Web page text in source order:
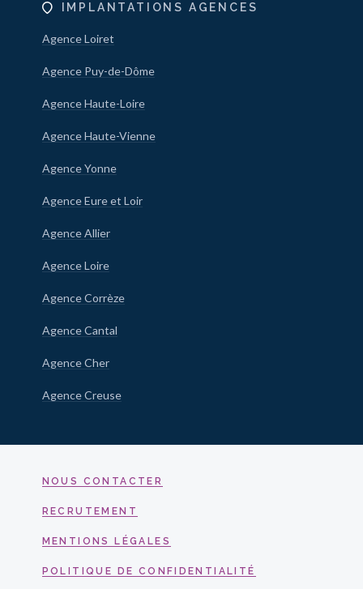
IMPLANTATIONS AGENCES
Agence Loiret
Agence Puy-de-Dôme
Agence Haute-Loire
Agence Haute-Vienne
Agence Yonne
Agence Eure et Loir
Agence Allier
Agence Loire
Agence Corrèze
Agence Cantal
Agence Cher
Agence Creuse
NOUS CONTACTER
RECRUTEMENT
MENTIONS LÉGALES
POLITIQUE DE CONFIDENTIALITÉ